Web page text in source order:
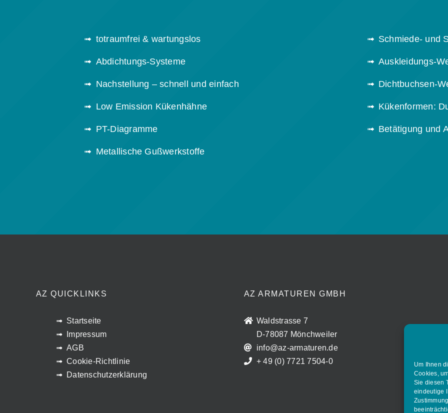
Um Ihnen
Cookies,
Sie diesen
eindeutige
totraumfrei & wartungslos
Abdichtungs-Systeme
Nachstellung – schnell und einfach
Low Emission Kükenhähne
PT-Diagramme
Metallische Gußwerkstoffe
Schmiede- und
Auskleidungs-
Dichtbuchsen-
Kükenformen:
Betätigung und
AZ QUICKLINKS
Startseite
Impressum
AGB
Cookie-Richtlinie
Datenschutzerklärung
AZ ARMATUREN GMBH
Waldstrasse 7
D-78087 Mönchweiler
info@az-armaturen.de
+ 49 (0) 7721 7504-0